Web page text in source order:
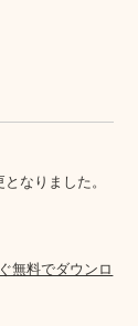
なりました。
無料でダウンロ